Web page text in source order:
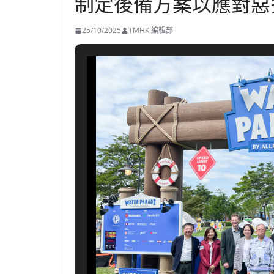
25/10/2025 TMHK 編輯部